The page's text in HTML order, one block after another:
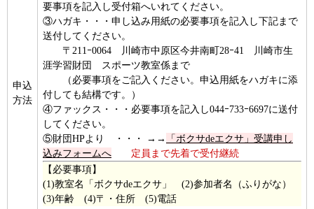
申込
方法
要事項を記入し受付箱へいれてください。
③ハガキ・・・申し込み用紙の必要事項を記入し下記まで
送付してください。
〒211ｰ0064 川崎市中原区今井南町28ｰ41 川崎市生
涯学習財団 スポーツ教室係まで
（必要事項をご記入ください。申込用紙をハガキに添
付しても結構です。）
④ファックス・・・必要事項を記入し044ｰ733ｰ6697に送付
してください。
⑤財団HPより ・・・ →→
「ボクサdeエクサ」受講申し
込みフォームへ 定員まで先着で受付継続
【必要事項】
(1)教室名「ボクサdeエクサ」 (2)参加者名（ふりがな）
(3)年齢 (4)〒・住所 (5)電話